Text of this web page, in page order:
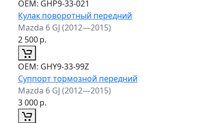
ОЕМ: GHP9-33-021
Кулак поворотный передний
Mazda 6 GJ (2012—2015)
2 500р.
ОЕМ: GHY9-33-99Z
Суппорт тормозной передний
Mazda 6 GJ (2012—2015)
3 000р.